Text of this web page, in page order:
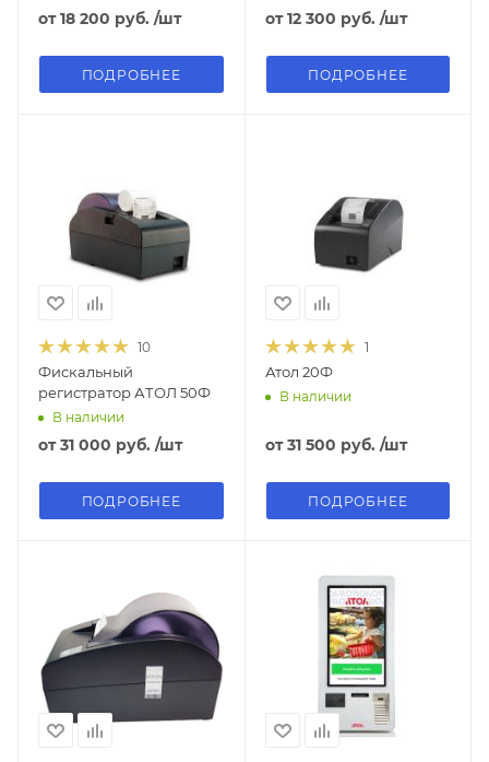
от18 200 руб. /шт
ПОДРОБНЕЕ
от12 300 руб. /шт
ПОДРОБНЕЕ
10
Фискальный
регистратор АТОЛ 50Ф
В наличии
от31 000 руб. /шт
ПОДРОБНЕЕ
1
Атол 20Ф
В наличии
от31 500 руб. /шт
ПОДРОБНЕЕ